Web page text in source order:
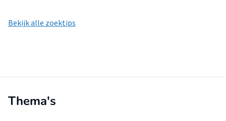
Bekijk alle zoektips
Thema's